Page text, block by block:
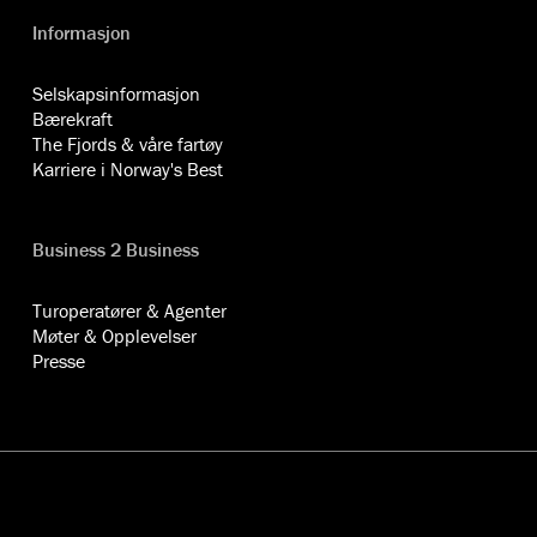
Informasjon
Selskapsinformasjon
Bærekraft
The Fjords & våre fartøy
Karriere i Norway's Best
Business 2 Business
Turoperatører & Agenter
Møter & Opplevelser
Presse